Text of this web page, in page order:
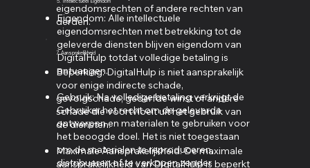
Eigendom: Alle intellectuele
eigendomsrechten met betrekking tot de
geleverde diensten blijven eigendom van
DigitalHulp totdat volledige betaling is
ontvangen.
Gebruik: Na volledige betaling verkrijgt de
Gebruiker het recht om de geleverde
ontwerpen en materialen te gebruiken voor
het beoogde doel. Het is niet toegestaan
om de materialen te reproduceren,
distribueren of te verkopen zonder
eigendomsrechten of andere rechten van
derden.
7. Aansprakelijkheid
Beperking: DigitalHulp is niet aansprakelijk
voor enige indirecte schade,
gevolgschade, gederfde winst of andere
schade die voortvloeit uit het gebruik van
de diensten.
Maximale Aansprakelijkheid: De maximale
aansprakelijkheid van DigitalHulp is beperkt